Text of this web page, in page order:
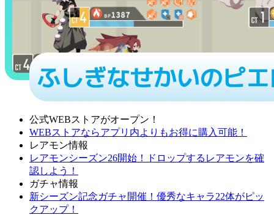
公式WEBストアがオープン！
WEBストアならアプリ内よりもお得に購入可能！
レアモン情報
レアモンシーズン26開始！ドロップするレアモンを確
認しよう！
ガチャ情報
新シーズン記念ガチャ開催！優秀なキャラ22体がピッ
クアップ！